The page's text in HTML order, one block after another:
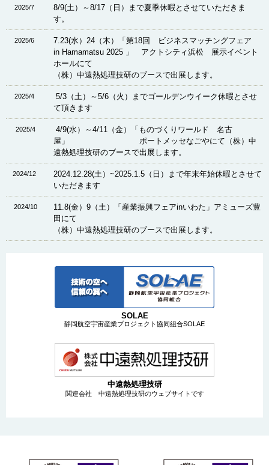
2025/7
8/9(土）～8/17（日）まで夏季休暇とさせていただきま
す。
2025/6
7.23(水）24（木）「第18回 ビジネスマッチングフェア
in Hamamatsu 2025 」 アクトシティ浜松 展示イベント
ホールにて
（株）中遠熱処理技研のブースで出展します。
2025/4
5/3（土）～5/6（火）までゴールデンウイーク休暇とさせ
て頂きます
2025/4
4/9(水）～4/11（金）「ものづくりワールド 名古
屋」 ポートメッセなごやにて（株）中
遠熱処理技研のブースで出展します。
2024/12
2024.12.28(土）~2025.1.5（日）まで年末年始休暇とさせて
いただきます
2024/10
11.8(金）9（土）「産業振興フェアinいわた」アミューズ豊
田にて
（株）中遠熱処理技研のブースで出展します。
SOLAE
静岡航空宇宙産業プロジェクト協同組合SOLAE
中遠熱処理技研
関連会社 中遠熱処理技研のウェブサイトです